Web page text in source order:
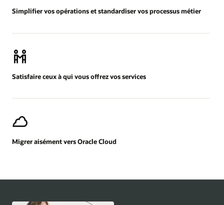
Simplifier vos opérations et standardiser vos processus métier
Satisfaire ceux à qui vous offrez vos services
Migrer aisément vers Oracle Cloud